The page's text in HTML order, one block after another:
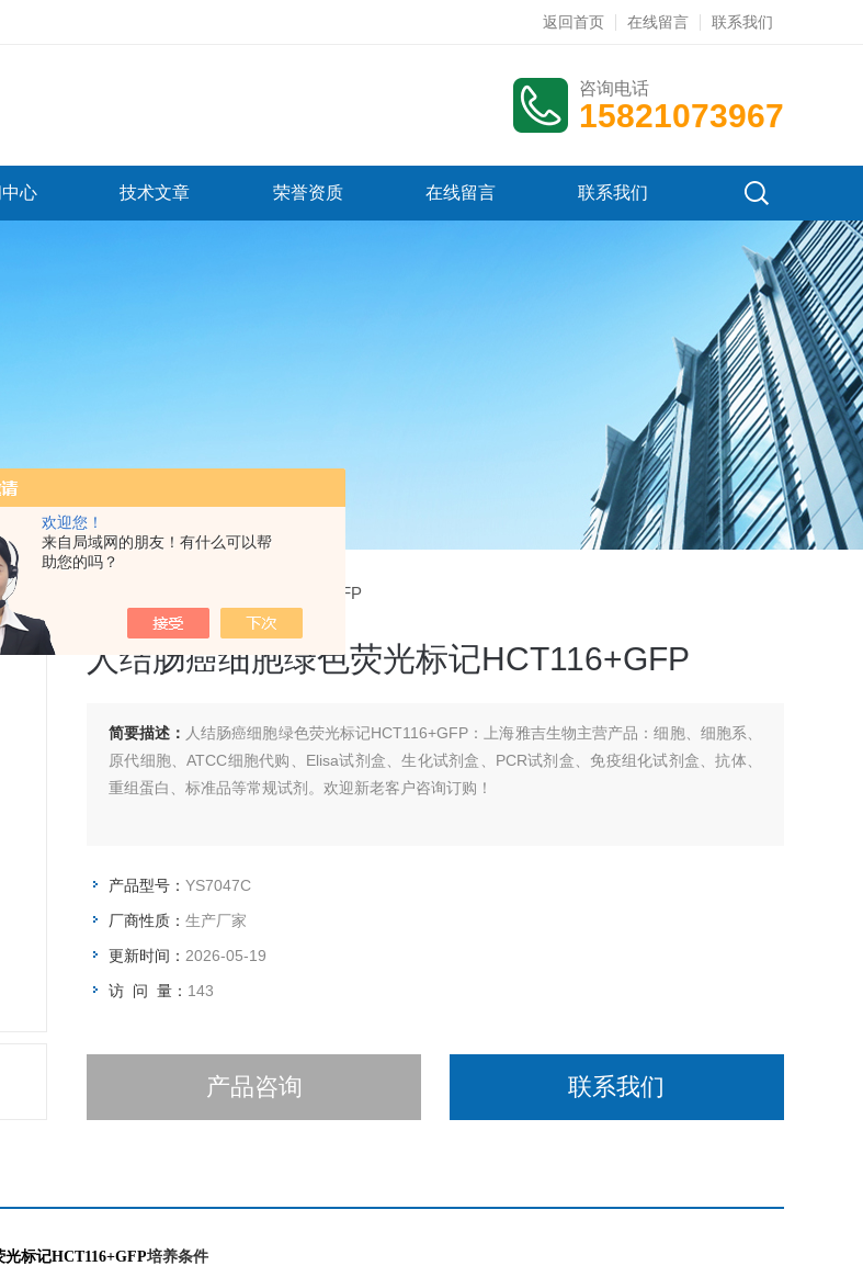
欢迎您！
来自局域网的朋友！有什么可以帮
助您的吗？
返回首页 在线留言 联系我们
咨询电话
15821073967
心 技术文章 荣誉资质 在线留言 联系我们
人结肠癌细胞绿色荧光标记HCT116+GFP
人结肠癌细胞绿色荧光标记HCT116+GFP
简要描述： 人结肠癌细胞绿色荧光标记HCT116+GFP：上海雅吉生物主营产品：细胞、细胞系、
原代细胞、ATCC细胞代购、Elisa试剂盒、生化试剂盒、PCR试剂盒、免疫组化试剂盒、抗体、
重组蛋白、标准品等常规试剂。欢迎新老客户咨询订购！
产品型号： YS7047C
厂商性质： 生产厂家
更新时间： 2026-05-19
访 问 量： 143
产品咨询 联系我们
标记HCT116+GFP培养条件